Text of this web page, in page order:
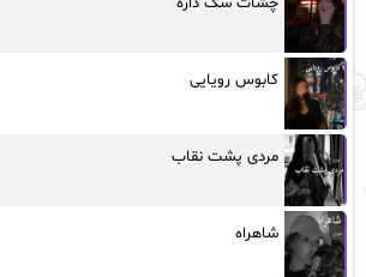
کابوس رویایی
مردی پشت نقاب
شاهراه